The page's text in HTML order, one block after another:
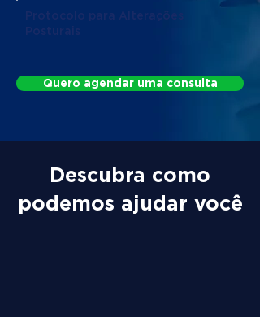
Protocolo para Alterações
Posturais
Quero agendar uma consulta
Descubra como
podemos ajudar você